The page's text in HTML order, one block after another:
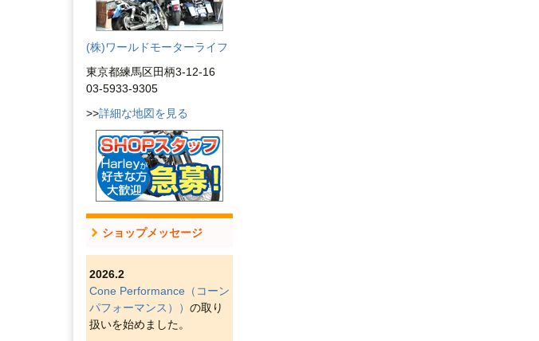
(株)ワールドモーターライフ
東京都練馬区田柄3-12-16
03-5933-9305
>>詳細な地図を見る
ショップメッセージ
2026.2
Cone Performance（コーン
パフォーマンス）） の取り
扱いを始めました。